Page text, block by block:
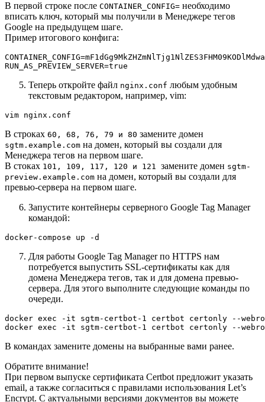
В первой строке после CONTAINER_CONFIG= необходимо
вписать ключ, который мы получили в Менеджере тегов
Google на предыдущем шаге.
Пример итогового конфига:
RUN_AS_PREVIEW_SERVER=true
Теперь откройте файл nginx.conf любым удобным
текстовым редактором, например, vim:
vim nginx.conf
В строках 60, 68, 76, 79 и 80 замените домен
sgtm.example.com на домен, который вы создали для
Менеджера тегов на первом шаге.
В стоках 101, 109, 117, 120 и 121 замените домен sgtm-
preview.example.com на домен, который вы создали для
превью-сервера на первом шаге.
Запустите контейнеры серверного Google Tag Manager
командой:
docker-compose up -d
Для работы Google Tag Manager по HTTPS нам
потребуется выпустить SSL-сертификаты как для
домена Менеджера тегов, так и для домена превью-
сервера. Для этого выполните следующие команды по
очереди.
docker exec -it sgtm-certbot-1 certbot certonly --
docker exec -it sgtm-certbot-1 certbot certonly --
В командах замените домены на выбранные вами ранее.
Обратите внимание!
При первом выпуске сертификата Certbot предложит указать
email, а также согласиться с правилами использования Let’s
Encrypt. С актуальными версиями документов вы можете